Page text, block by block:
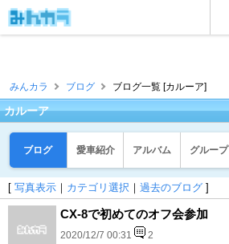
みんカラ ブログ ブログ一覧 [カルーア]
カルーア
ブログ 愛車紹介 アルバム グループ
[ 写真表示 ｜ カテゴリ選択 ｜ 過去のブログ ]
CX-8で初めてのオフ会参加
2020/12/7 00:31 2